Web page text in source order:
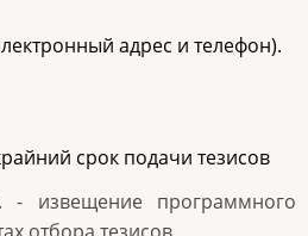
адрес и телефон).
срок подачи тезисов
- извещение программного